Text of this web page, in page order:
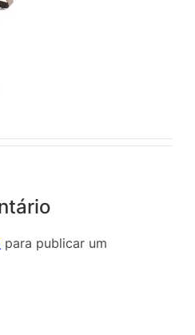
para publicar um